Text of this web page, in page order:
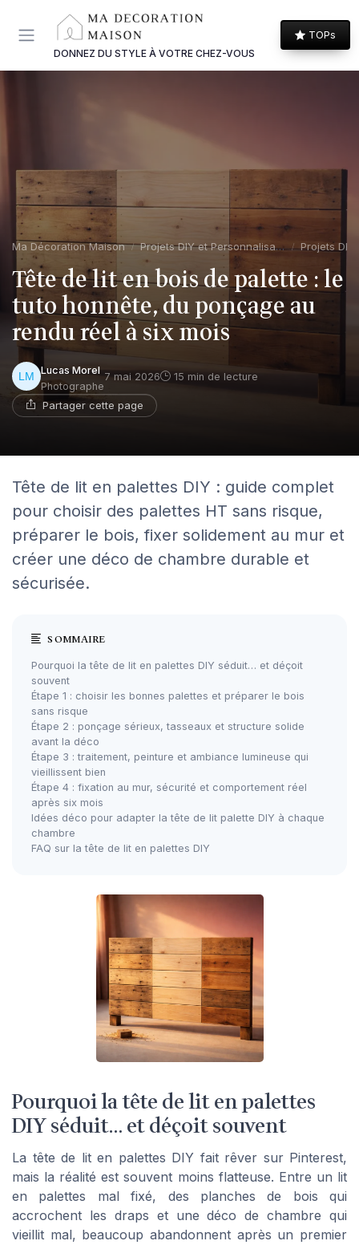
DONNEZ DU STYLE À VOTRE CHEZ-VOUS
TOPs
Ma Décoration Maison Projets DIY et Personnalisation Projets
Tête de lit en bois de palette : le
tuto honnête, du ponçage au
rendu réel à six mois
Lucas Morel
Photographe
7 mai 2026 15 min de lecture
Partager cette page
Tête de lit en palettes DIY : guide complet
pour choisir des palettes HT sans risque,
préparer le bois, fixer solidement au mur et
créer une déco de chambre durable et
sécurisée.
SOMMAIRE
Pourquoi la tête de lit en palettes DIY séduit… et déçoit
souvent
Étape 1 : choisir les bonnes palettes et préparer le bois
sans risque
Étape 2 : ponçage sérieux, tasseaux et structure solide
avant la déco
Étape 3 : traitement, peinture et ambiance lumineuse qui
vieillissent bien
Étape 4 : fixation au mur, sécurité et comportement réel
après six mois
Idées déco pour adapter la tête de lit palette DIY à chaque
chambre
FAQ sur la tête de lit en palettes DIY
Pourquoi la tête de lit en palettes
DIY séduit… et déçoit souvent
La tête de lit en palettes DIY fait rêver sur Pinterest,
mais la réalité est souvent moins flatteuse. Entre un lit
en palettes mal fixé, des planches de bois qui
accrochent les draps et une déco de chambre qui
vieillit mal, beaucoup abandonnent après un premier
Panneau de gestion des cookies